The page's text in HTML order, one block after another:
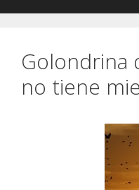
Golondrina
no tiene